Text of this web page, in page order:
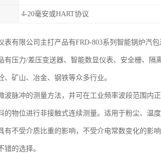
4-20毫安或HART协议
表有限公司主打产品有FRD-803系列智能锅炉汽
有压力/差压变送器、智能数显仪表、安全栅、
、矿山、冶金、钢铁等众多行业。
波脉冲的测量方法，并可在工业频率波段范围内
的物位进行非接触式连续测量。适用于粉尘、温
有不受介质比重的影响，不受介电常数变化的影
错的选择。